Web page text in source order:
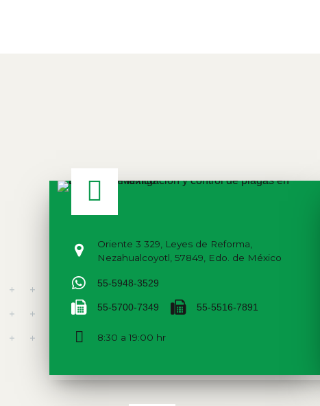
Oriente 3 329, Leyes de Reforma,
Nezahualcoyotl, 57849, Edo. de México
55-5948-3529
55-5700-7349 55-5516-7891
8:30 a 19:00 hr